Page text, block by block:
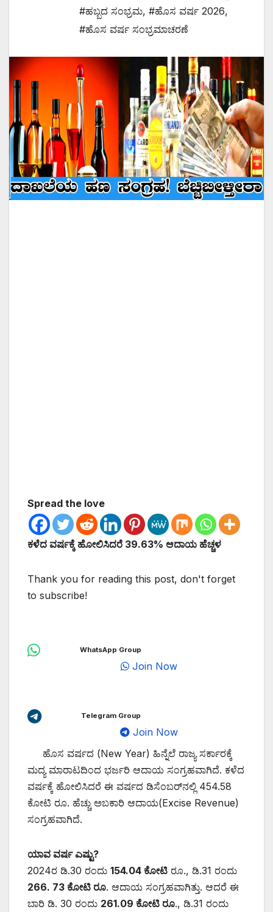
#ಹಬ್ಬದ ಸಂಭ್ರಮ, #ಹೊಸ ವರ್ಷ 2026,
#ಹೊಸ ವರ್ಷ ಸಂಭ್ರಮಾಚರಣೆ
Spread the love
ಕಳೆದ ವರ್ಷಕ್ಕೆ ಹೋಲಿಸಿದರೆ 39.63% ಆದಾಯ ಹೆಚ್ಚಳ
Thank you for reading this post, don't forget
to subscribe!
WhatsApp Group
Join Now
Telegram Group
Join Now
ಹೊಸ ವರ್ಷದ (New Year) ಹಿನ್ನೆಲೆ ರಾಜ್ಯ ಸರ್ಕಾರಕ್ಕೆ
ಮದ್ಯ ಮಾರಾಟದಿಂದ ಭರ್ಜರಿ ಆದಾಯ ಸಂಗ್ರಹವಾಗಿದೆ. ಕಳೆದ
ವರ್ಷಕ್ಕೆ ಹೋಲಿಸಿದರೆ ಈ ವರ್ಷದ ಡಿಸೆಂಬರ್‌ನಲ್ಲಿ 454.58
ಕೋಟಿ ರೂ. ಹೆಚ್ಚು ಅಬಕಾರಿ ಆದಾಯ(Excise Revenue)
ಸಂಗ್ರಹವಾಗಿದೆ.
ಯಾವ ವರ್ಷ ಎಷ್ಟು?
2024ರ ಡಿ.30 ರಂದು 154.04 ಕೋಟಿ ರೂ., ಡಿ.31 ರಂದು
266. 73 ಕೋಟಿ ರೂ. ಆದಾಯ ಸಂಗ್ರಹವಾಗಿತ್ತು. ಆದರೆ ಈ
ಬಾರಿ ಡಿ. 30 ರಂದು 261.09 ಕೋಟಿ ರೂ., ಡಿ.31 ರಂದು